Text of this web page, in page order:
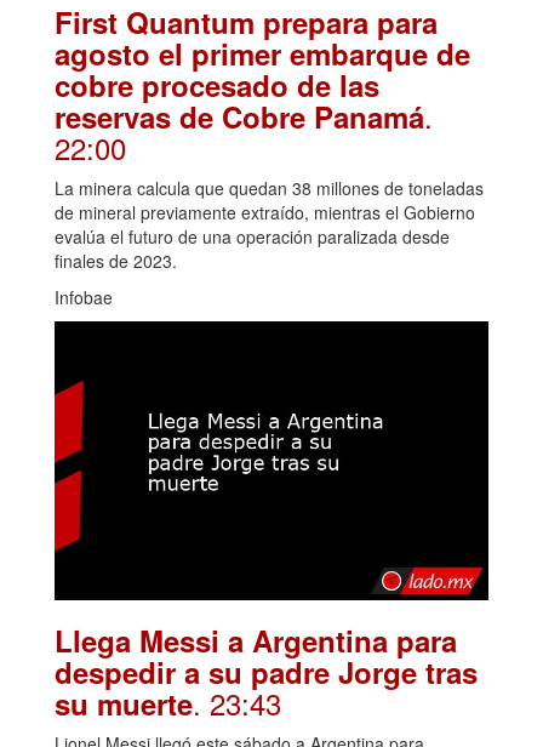
First Quantum prepara para
agosto el primer embarque de
cobre procesado de las
reservas de Cobre Panamá.
22:00
La minera calcula que quedan 38 millones de toneladas
de mineral previamente extraído, mientras el Gobierno
evalúa el futuro de una operación paralizada desde
finales de 2023.
Infobae
Llega Messi a Argentina para
despedir a su padre Jorge tras
su muerte. 23:43